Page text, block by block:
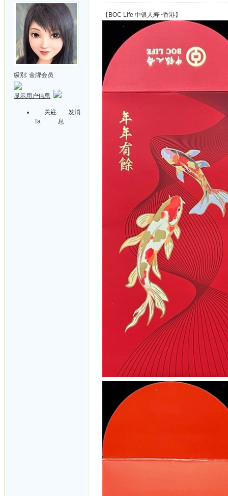
级别: 金牌会员
显示用户信息
关注
Ta
发消
息
【BOC Life 中银人寿~香港】